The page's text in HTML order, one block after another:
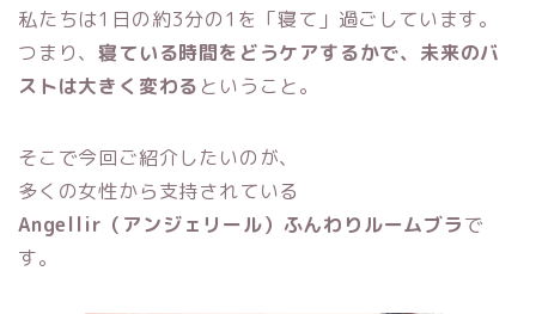
私たちは1日の約3分の1を「寝て」過ごしています。
つまり、寝ている時間をどうケアするかで、未来のバ
ストは大きく変わる ということ。
そこで今回ご紹介したいのが、
多くの女性から支持されている
Angellir（アンジェリール）ふんわりルームブラで
す。